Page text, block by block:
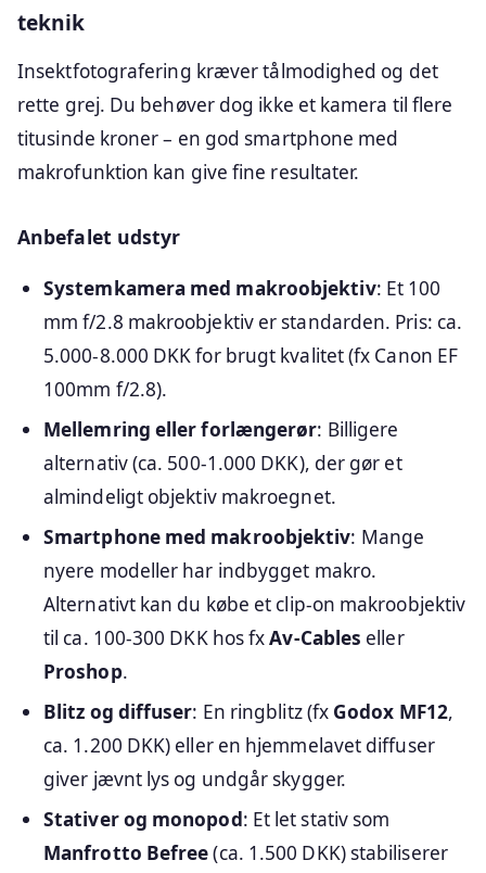
teknik
Insektfotografering kræver tålmodighed og det
rette grej. Du behøver dog ikke et kamera til flere
titusinde kroner – en god smartphone med
makrofunktion kan give fine resultater.
Anbefalet udstyr
Systemkamera med makroobjektiv: Et 100
mm f/2.8 makroobjektiv er standarden. Pris: ca.
5.000-8.000 DKK for brugt kvalitet (fx Canon EF
100mm f/2.8).
Mellemring eller forlængerør: Billigere
alternativ (ca. 500-1.000 DKK), der gør et
almindeligt objektiv makroegnet.
Smartphone med makroobjektiv: Mange
nyere modeller har indbygget makro.
Alternativt kan du købe et clip-on makroobjektiv
til ca. 100-300 DKK hos fxAv-Cables eller
Proshop.
Blitz og diffuser: En ringblitz (fx Godox MF12,
ca. 1.200 DKK) eller en hjemmelavet diffuser
giver jævnt lys og undgår skygger.
Stativer og monopod: Et let stativ som
Manfrotto Befree(ca. 1.500 DKK) stabiliserer